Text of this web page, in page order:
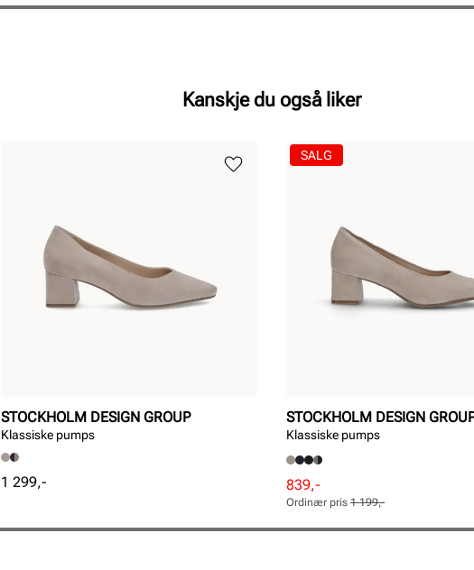
Kanskje du også liker
STOCKHOLM DESIGN GROUP
Klassiske pumps
Pris
1 299,-
STOCKHOLM DESIGN
Klassiske pumps
Rabattert
pris
Pris
839,-
Ordinær
pris
Pris
Ordinær pris 1 199,-
SALG